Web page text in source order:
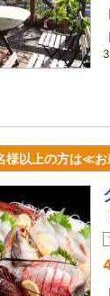
様以上の方は≪